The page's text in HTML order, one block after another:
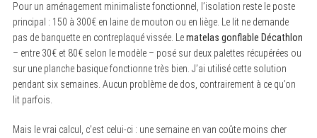
Pour un aménagement minimaliste fonctionnel, l’isolation reste le poste
principal : 150 à 300€ en laine de mouton ou en liège. Le lit ne demande
pas de banquette en contreplaqué vissée. Lematelas gonflable Décathlon
– entre 30€ et 80€ selon le modèle – posé sur deux palettes récupérées ou
sur une planche basique fonctionne très bien. J’ai utilisé cette solution
pendant six semaines. Aucun problème de dos, contrairement à ce qu’on
lit parfois.
Mais le vrai calcul, c’est celui-ci : une semaine en van coûte moins cher